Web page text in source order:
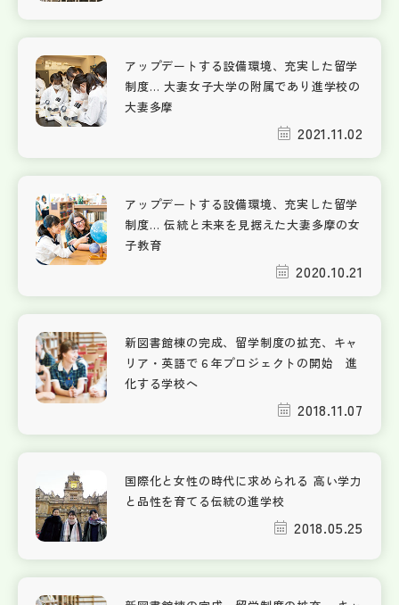
アップデートする設備環境、充実した留学
制度… 大妻女子大学の附属であり進学校の
大妻多摩
2021.11.02
アップデートする設備環境、充実した留学
制度… 伝統と未来を見据えた大妻多摩の女
子教育
2020.10.21
新図書館棟の完成、留学制度の拡充、キャ
リア・英語で６年プロジェクトの開始 進
化する学校へ
2018.11.07
国際化と女性の時代に求められる 高い学力
と品性を育てる伝統の進学校
2018.05.25